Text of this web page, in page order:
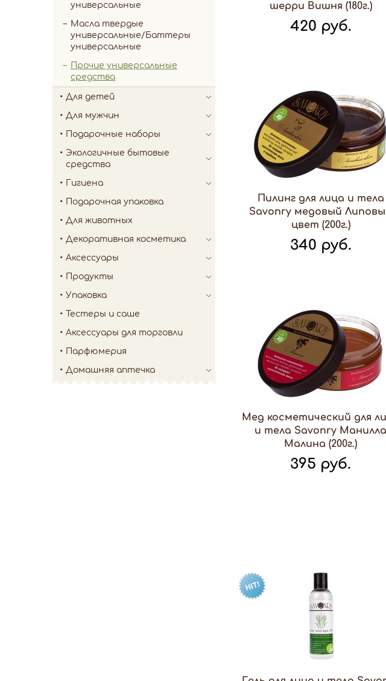
универсальные
Масла твердые
универсальные/Баттеры
универсальные
Прочие универсальные
средства
Для детей
Для мужчин
Подарочные наборы
Экологичные бытовые
средства
Гигиена
Подарочная упаковка
Для животных
Декоративная косметика
Аксессуары
Продукты
Упаковка
Тестеры и саше
Аксессуары для торговли
Парфюмерия
Домашняя аптечка
шерри Вишня (180г.)
420 руб.
Пилинг для лица и тела
Savonry медовый
цвет (200г.)
340 руб.
Мед косметический для
и тела Savonry Манилла
Малина (200г.)
395 руб.